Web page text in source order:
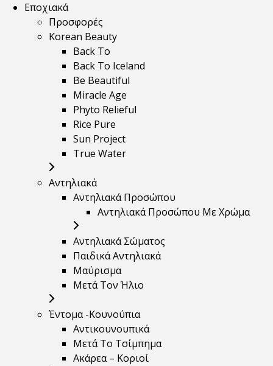
Εποχιακά
Προσφορές
Korean Beauty
Back To
Back To Iceland
Be Beautiful
Miracle Age
Phyto Relieful
Rice Pure
Sun Project
True Water
Αντηλιακά
Αντηλιακά Προσώπου
Αντηλιακά Προσώπου Με Χρώμα
Αντηλιακά Σώματος
Παιδικά Αντηλιακά
Μαύρισμα
Mετά Τον Ήλιο
Έντομα -Κουνούπια
Αντικουνουπικά
Μετά Το Τσίμπημα
Ακάρεα – Κοριοί